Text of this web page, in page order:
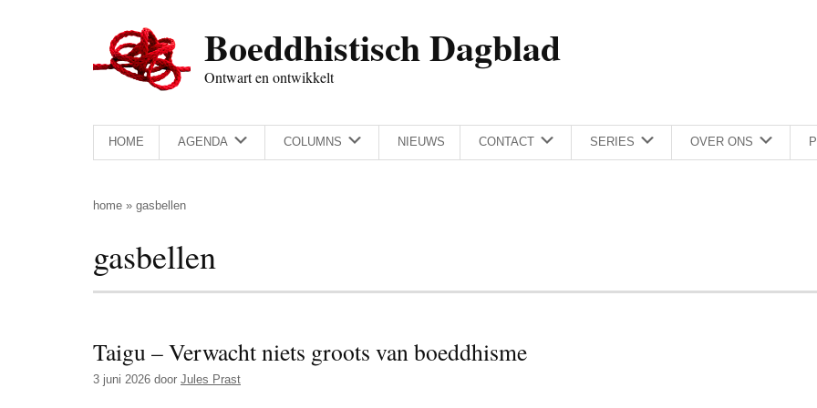
Boeddhistisch Dagblad
Ontwart en ontwikkelt
HOME AGENDA COLUMNS NIEUWS CONTACT SERIES OVER ONS
home » gasbellen
gasbellen
Taigu – Verwacht niets groots van boeddhisme
3 juni 2026 door Jules Prast